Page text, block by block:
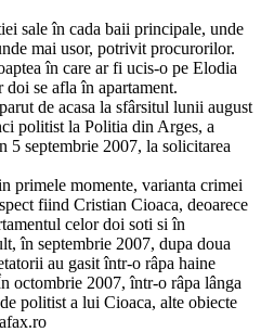
sale în cada baii principale, unde
mai usor, potrivit procurorilor.
în care ar fi ucis-o pe Elodia
se afla în apartament.
de acasa la sfârsitul lunii august
politist la Politia din Arges, a
5 septembrie 2007, la solicitarea
primele momente, varianta crimei
fiind Cristian Cioaca, deoarece
celor doi soti si în
în septembrie 2007, dupa doua
au gasit într-o râpa haine
octombrie 2007, într-o râpa lânga
politist a lui Cioaca, alte obiecte